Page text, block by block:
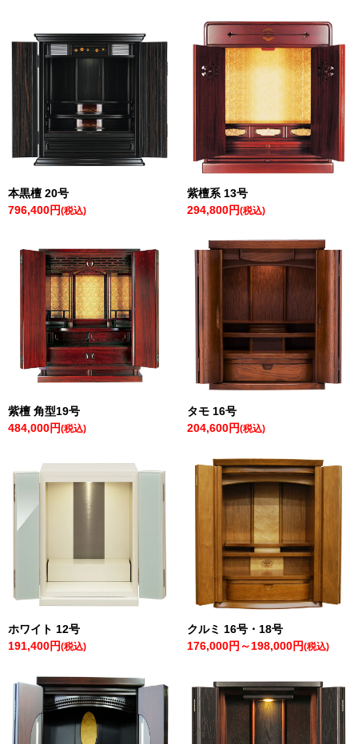
本黒檀 20号
796,400円(税込)
紫檀系 13号
294,800円(税込)
紫檀 角型19号
484,000円(税込)
タモ 16号
204,600円(税込)
ホワイト 12号
191,400円(税込)
クルミ 16号・18号
176,000円～198,000円(税込)